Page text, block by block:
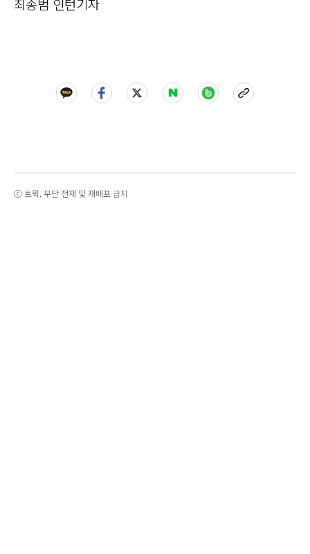
최종범 인턴기자
ⓒ 트윅, 무단 전재 및 재배포 금지